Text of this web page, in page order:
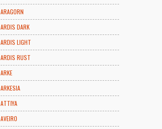
ARAGORN
ARDIS DARK
ARDIS LIGHT
ARDIS RUST
ARKE
ARKESIA
ATTIYA
AVEIRO